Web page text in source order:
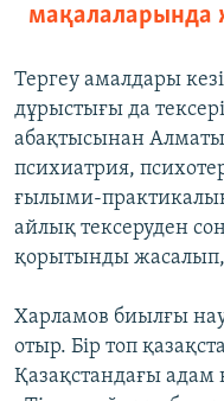
мақалаларында
Тергеу амалдары
дұрыстығы да
абақтысынан
психиатрия,
ғылыми-
айлық тексеруден
қорытынды жасалып,
Харламов биылғы
отыр. Бір топ
Қазақстандағы